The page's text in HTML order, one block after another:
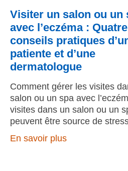
Visiter un salon ou un
avec l’eczéma : Quatre
conseils pratiques
patiente et d’une
dermatologue
Comment gérer les visites
salon ou un spa avec
visites dans un salon ou un
peuvent être source de
En savoir plus